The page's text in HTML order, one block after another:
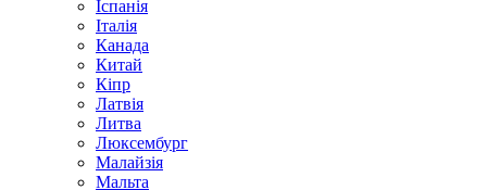
Іспанія
Італія
Канада
Китай
Кіпр
Латвія
Литва
Люксембург
Малайзія
Мальта